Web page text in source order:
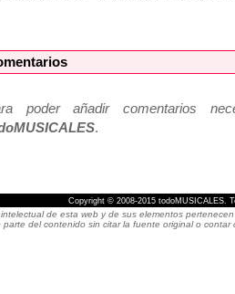
poder añadir comentarios
.
Copyright © 2008-2015 todoMUSICALES.
de esta web y de sus elementos
del contenido sin citar la fuente original o